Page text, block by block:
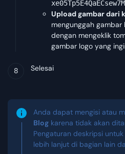
Upload gambar dari
mengunggah
dengan mengeklik
gambar logo yang
Selesai
Anda dapat mengisi atau
Blog karena tidak akan
Pengaturan deskripsi
lebih lanjut di bagian lain